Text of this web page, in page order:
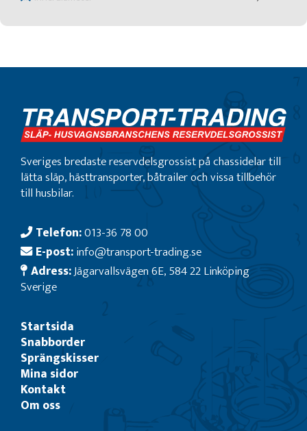
Sveriges bredaste reservdelsgrossist på chassidelar till
lätta släp, hästtransporter, båtrailer och vissa tillbehör
till husbilar.
Telefon:013-36 78 00
E-post:info@transport-trading.se
Adress:Jägarvallsvägen 6E, 584 22 Linköping
Sverige
Startsida
Snabborder
Sprängskisser
Mina sidor
Kontakt
Om oss